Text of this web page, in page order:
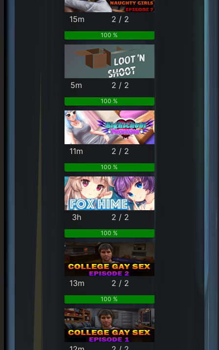
15m 2 / 2
100 %
5m 2 / 2
100 %
11m 2 / 2
100 %
3h 2 / 2
100 %
13m 2 / 2
100 %